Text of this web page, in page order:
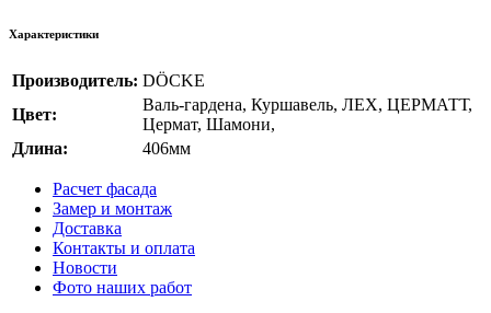
Характеристики
Производитель: DÖCKE
Цвет:
Валь-гардена, Куршавель, ЛЕХ, ЦЕРМАТТ,
Цермат, Шамони,
Длина:
406мм
Расчет фасада
Замер и монтаж
Доставка
Контакты и оплата
Новости
Фото наших работ